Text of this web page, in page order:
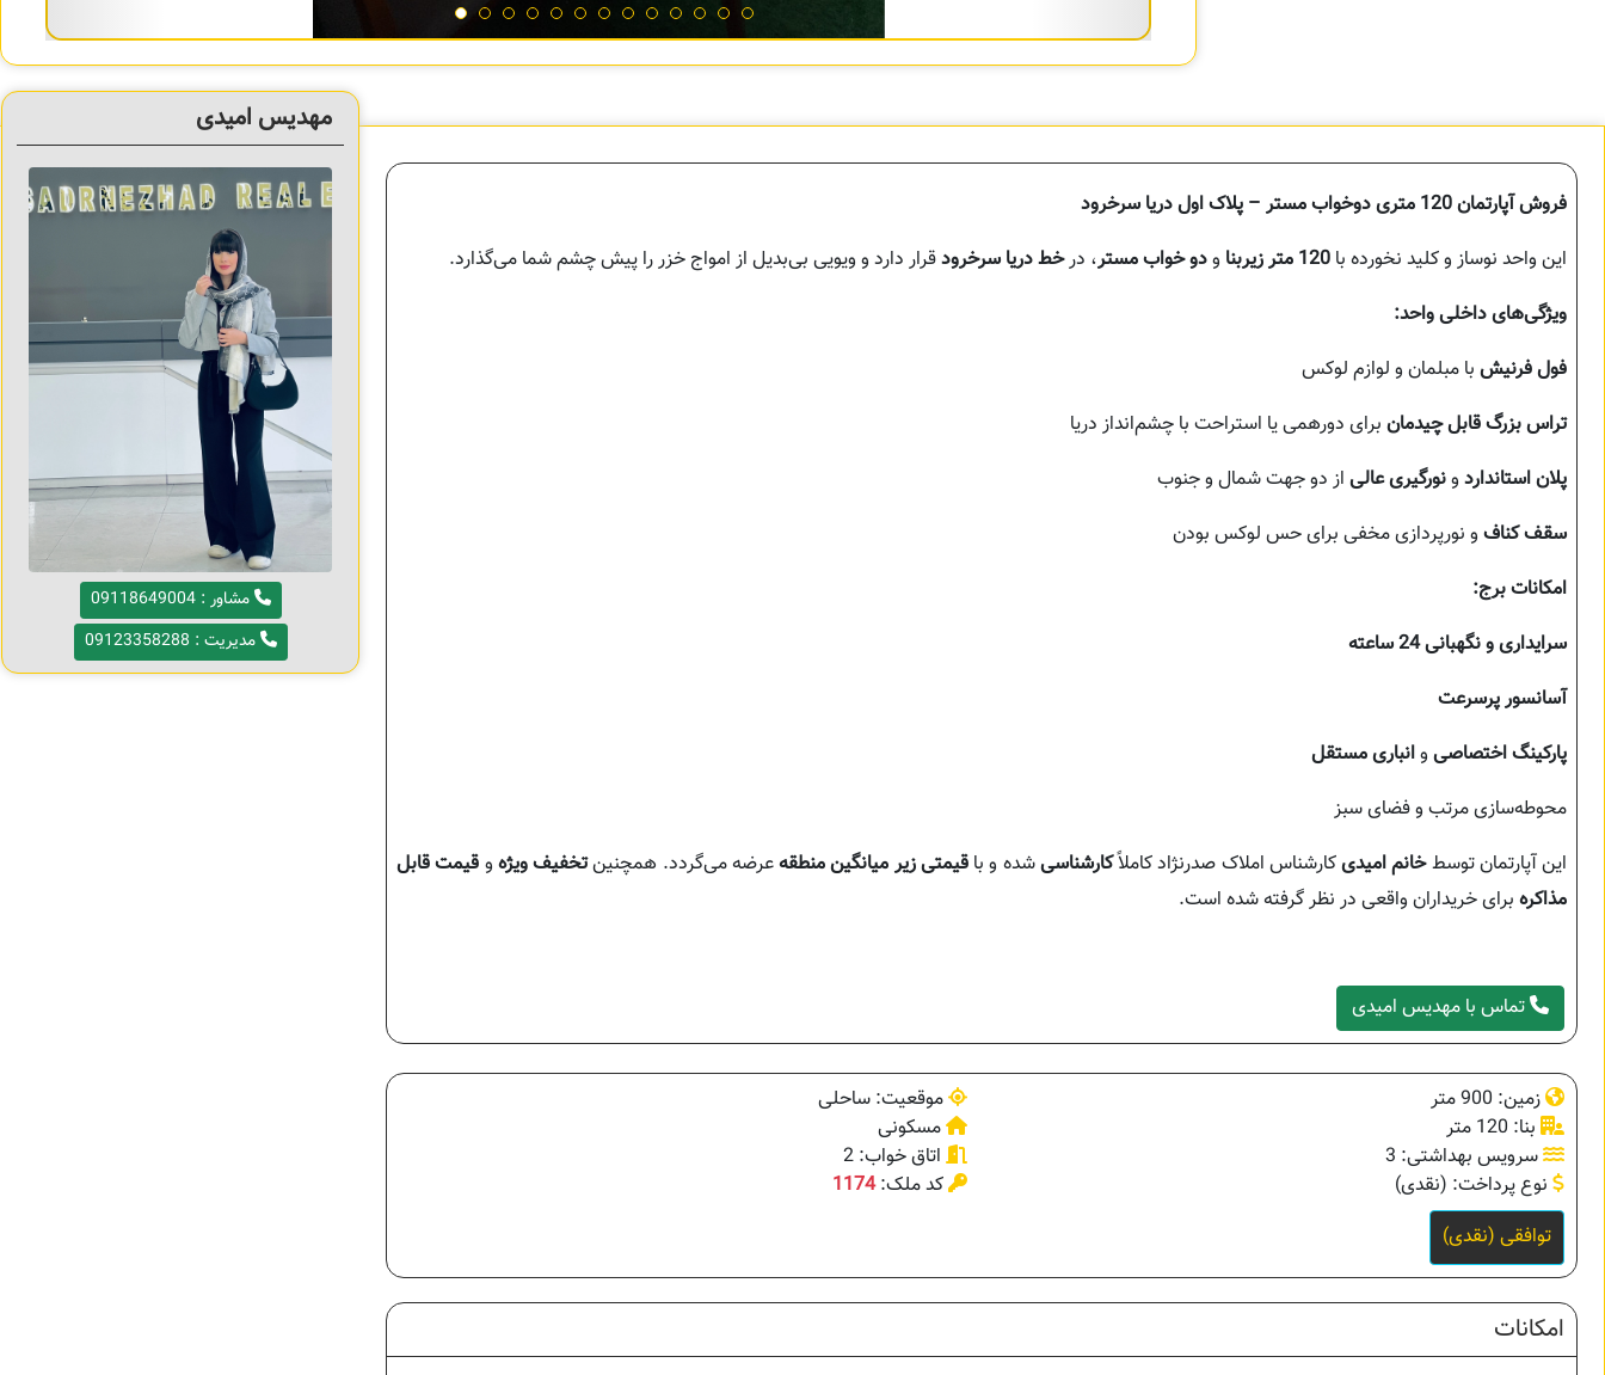
مهدیس امیدی
مشاور : 09118649004
مدیریت : 09123358288
فروش آپارتمان 120 متری دوخواب مستر – پلاک اول دریا سرخرود
این واحد نوساز و کلید نخورده با 120 متر زیربنا ودو خواب مستر، درخط دریا سرخرودقرار دارد و ویویی بی‌بدیل از امواج خزر را پیش چشم شما می‌گذارد.
ویژگی‌های داخلی واحد:
فول فرنیش با مبلمان و لوازم لوکس
تراس بزرگ قابل چیدمان برای دورهمی یا استراحت با چشم‌انداز دریا
پلان استاندارد ونورگیری عالی از دو جهت شمال و جنوب
سقف کناف و نورپردازی مخفی برای حس لوکس بودن
امکانات برج:
سرایداری و نگهبانی 24 ساعته
آسانسور پرسرعت
پارکینگ اختصاصی وانباری مستقل
محوطه‌سازی مرتب و فضای سبز
این آپارتمان توسطخانم امیدیکارشناس املاک صدرنژاد کاملاًکارشناسیشده و باقیمتی زیر میانگین منطقهعرضه می‌گردد. همچنینتخفیف ویژه و قیمت قابل
مذاکره برای خریداران واقعی در نظر گرفته شده است.
تماس با مهدیس امیدی
زمین: 900 متر
موقعیت: ساحلی
بنا: 120 متر
مسکونی
سرویس بهداشتی: 3
اتاق خواب: 2
نوع پرداخت: (نقدی)
کد ملک:1174
توافقی (نقدی)
امکانات